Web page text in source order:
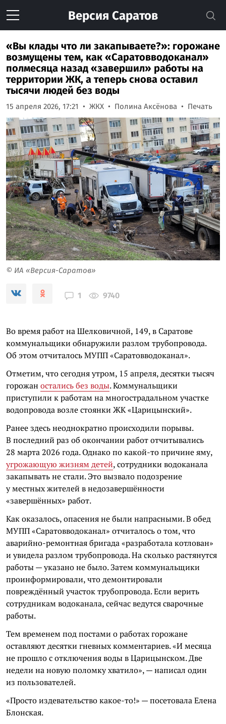
Версия Саратов
«Вы клады что ли закапываете?»: горожане
возмущены тем, как «Саратовводоканал»
полмесяца назад «завершил» работы на
территории ЖК, а теперь снова оставил
тысячи людей без воды
15 апреля 2026, 17:21 ЖКХ Полина Аксёнова Печать
© ИА «Версия-Саратов»
1 9740
Во время работ на Шелковичной, 149, в Саратове
коммунальщики обнаружили разлом трубопровода.
Об этом отчиталось МУПП «Саратовводоканал».
Отметим, что сегодня утром, 15 апреля, десятки тысяч
горожан остались без воды. Коммунальщики
приступили к работам на многострадальном участке
водопровода возле стоянки ЖК «Царицынский».
Ранее здесь неоднократно происходили порывы.
В последний раз об окончании работ отчитывались
28 марта 2026 года. Однако по какой-то причине яму,
угрожающую жизням детей, сотрудники водоканала
закапывать не стали. Это вызвало подозрение
у местных жителей в недозавершённости
«завершённых» работ.
Как оказалось, опасения не были напрасными. В обед
МУПП «Саратовводоканал» отчиталось о том, что
аварийно-ремонтная бригада «разработала котлован»
и увидела разлом трубопровода. На сколько растянутся
работы — указано не было. Затем коммунальщики
проинформировали, что демонтировали
повреждённый участок трубопровода. Если верить
сотрудникам водоканала, сейчас ведутся сварочные
работы.
Тем временем под постами о работах горожане
оставляют десятки гневных комментариев. «И месяца
не прошло с отключения воды в Царицынском. Две
недели на новую поломку хватило», — написал один
из пользователей.
«Просто издевательство какое-то!» — посетовала Елена
Блонская.